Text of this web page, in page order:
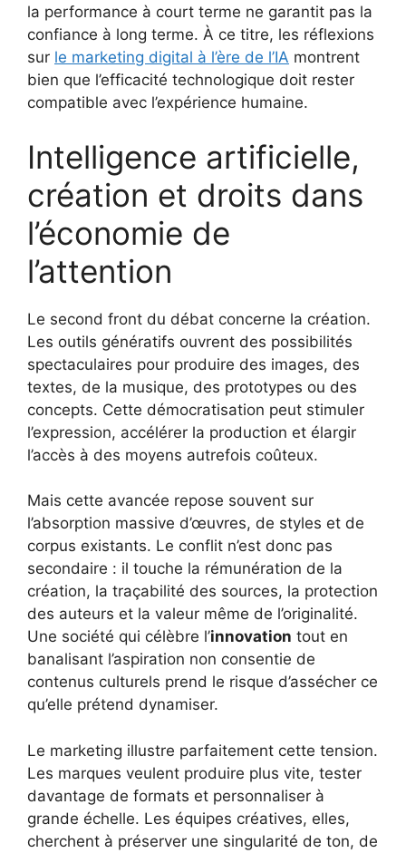
la performance à court terme ne garantit pas la
confiance à long terme. À ce titre, les réflexions
sur le marketing digital à l’ère de l’IA montrent
bien que l’efficacité technologique doit rester
compatible avec l’expérience humaine.
Intelligence artificielle,
création et droits dans
l’économie de
l’attention
Le second front du débat concerne la création.
Les outils génératifs ouvrent des possibilités
spectaculaires pour produire des images, des
textes, de la musique, des prototypes ou des
concepts. Cette démocratisation peut stimuler
l’expression, accélérer la production et élargir
l’accès à des moyens autrefois coûteux.
Mais cette avancée repose souvent sur
l’absorption massive d’œuvres, de styles et de
corpus existants. Le conflit n’est donc pas
secondaire : il touche la rémunération de la
création, la traçabilité des sources, la protection
des auteurs et la valeur même de l’originalité.
Une société qui célèbre l’innovation tout en
banalisant l’aspiration non consentie de
contenus culturels prend le risque d’assécher ce
qu’elle prétend dynamiser.
Le marketing illustre parfaitement cette tension.
Les marques veulent produire plus vite, tester
davantage de formats et personnaliser à
grande échelle. Les équipes créatives, elles,
cherchent à préserver une singularité de ton, de